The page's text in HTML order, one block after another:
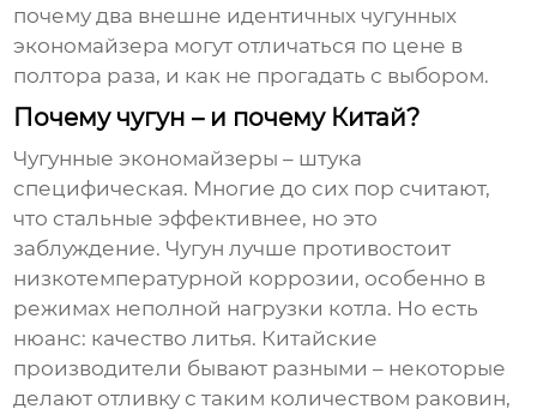
почему два внешне идентичных чугунных
экономайзера могут отличаться по цене в
полтора раза, и как не прогадать с выбором.
Почему чугун – и почему Китай?
Чугунные экономайзеры – штука
специфическая. Многие до сих пор считают,
что стальные эффективнее, но это
заблуждение. Чугун лучше противостоит
низкотемпературной коррозии, особенно в
режимах неполной нагрузки котла. Но есть
нюанс: качество литья. Китайские
производители бывают разными – некоторые
делают отливку с таким количеством раковин,